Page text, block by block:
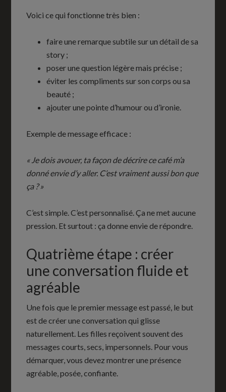
Voici ce qui fonctionne très bien :
faire une remarque subtile sur un détail de sa
story ;
poser une question légère mais précise ;
éviter les compliments sur son corps ou sa
beauté ;
ajouter une pointe d’humour ou d’ironie.
Exemple de message efficace :
« Je dois avouer, ta façon de décrire ce café m’a
donné envie d’y aller. C’est vraiment aussi bon que
ça ? »
C’est simple. C’est personnalisé. Ça ne met aucune
pression. Et surtout : ça donne envie de répondre.
Quatrième étape : créer
une conversation fluide et
agréable
Une fois que le premier message est passé, le but
est de créer une conversation qui glisse
naturellement. Les filles reçoivent souvent des
messages courts, secs, impersonnels. Pour vous
démarquer, vous devez montrer une présence
agréable, posée, confiante.